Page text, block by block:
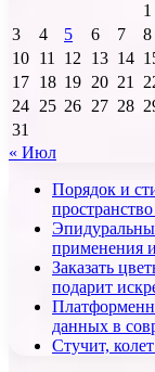
1
3
4 5 6 7 8
10 11 12 13 14
17 18 19 20 21
24 25 26 27 28
31
« Июл
Порядок и
применения
Заказать
подарит
данных в
Стучит,